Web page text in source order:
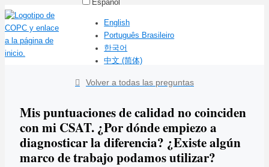
Español
English
Português Brasileiro
한국어
中文 (简体)
Volver a todas las preguntas
Mis puntuaciones de calidad no coinciden
con mi CSAT. ¿Por dónde empiezo a
diagnosticar la diferencia? ¿Existe algún
marco de trabajo podamos utilizar?